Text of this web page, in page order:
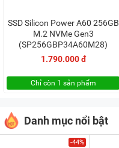
SSD Silicon Power A60 256GB
M.2 NVMe Gen3
(SP256GBP34A60M28)
1.790.000 đ
Chỉ còn 1 sản phẩm
Danh mục nổi bật
-44%